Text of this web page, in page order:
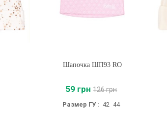
Купить
Шапочка ШП93 RO
59 грн 126 грн
Размер ГУ : 42 44